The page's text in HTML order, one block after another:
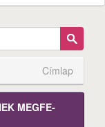
Címlap
MEGFE­